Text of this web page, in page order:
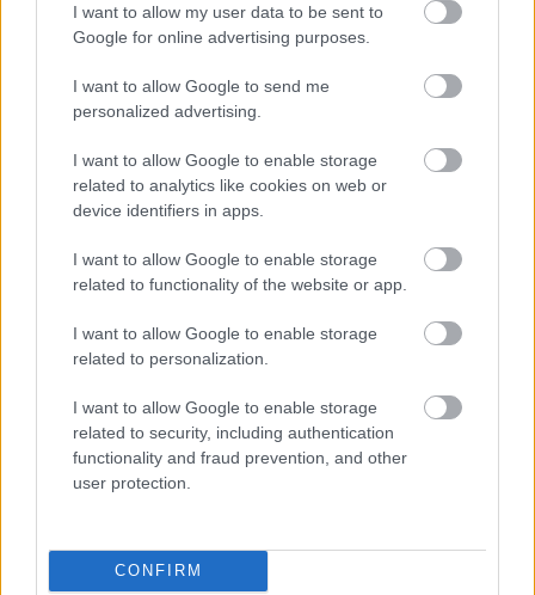
I want to allow my user data to be sent to
Google for online advertising purposes.
I want to allow Google to send me
personalized advertising.
I want to allow Google to enable storage
related to analytics like cookies on web or
device identifiers in apps.
I want to allow Google to enable storage
related to functionality of the website or app.
I want to allow Google to enable storage
related to personalization.
I want to allow Google to enable storage
related to security, including authentication
functionality and fraud prevention, and other
user protection.
CONFIRM
A The Boys nem csupán a szuperhős-mítoszt darabolja
fel, hanem kipécézi a médiát, a politika működését, a
cégek és kormányzati együttállások mutyiját. Ebben a
világban a szuperhősök nem önzetlen megmentők: a
politikai befolyás húzódik.
Darick Robertson rajza tökéletesen illeszkedik Ennis
nincs túlzott idealizálás: az emberek testesek, zsírosak,
bőrfoltosak. Ha elkövetnek egy brutális akciót, azt
érzékeljük minden porcikánkban. A panelek
kompozíciója feszes, a fekete-fehér, magával ragadó
stílus bemutatja a sötét és kegyetlen világot, de nem
szimpla vértenger vár ránk. Ennél azért sokkal
azonnal érezhető, az eredeti képregény két téren is
drasztikusan eltér az alapján forgatott tévésorozattól: